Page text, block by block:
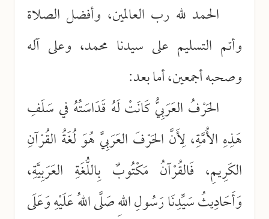
الحمد لله رب العالمين، وأفضل الصلاة
وأتم التسليم على سيدنا محمد، وعلى آله
وصحبه أجمعين، أما بعد:
الحَرْفُ العَرَبِيُّ كَانَتْ لَهُ قَدَاسَتُهُ في سَلَفِ
هَذِهِ الأُمَّةِ، لِأَنَّ الحَرْفَ العَرَبِيَّ هُوَ لُغَةُ القُرْآنِ
الكَرِيمِ، فَالقُرْآنُ مَكْتُوبٌ بِاللُّغَةِ العَرَبِيَّةِ،
وَأَحَادِيثُ سَيِّدِنَا رَسُولِ اللهِ صَلَّى اللهُ عَلَيْهِ وَعَلَى